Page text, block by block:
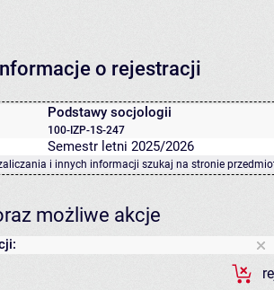
o rejestracji
Podstawy socjologii
100-IZP-1S-247
Semestr letni 2025/2026
i innych informacji szukaj na stronie
możliwe akcje